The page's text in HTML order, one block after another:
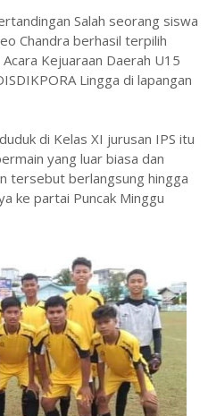
Salah seorang siswa
Chandra berhasil terpilih
Kejuaraan Daerah U15
Lingga di lapangan
di Kelas XI jurusan IPS itu
yang luar biasa dan
tersebut berlangsung hingga
ke partai Puncak Minggu